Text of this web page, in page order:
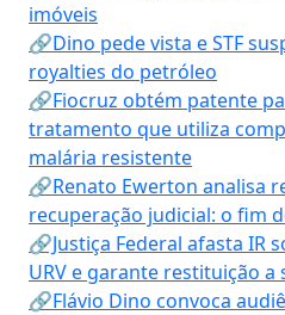
imóveis
🔗Dino pede vista e STF
royalties do petróleo
🔗Fiocruz obtém patente
tratamento que utiliza
malária resistente
🔗Renato Ewerton analisa
recuperação judicial: o fim
🔗Justiça Federal afasta IR
URV e garante restituição a
🔗Flávio Dino convoca